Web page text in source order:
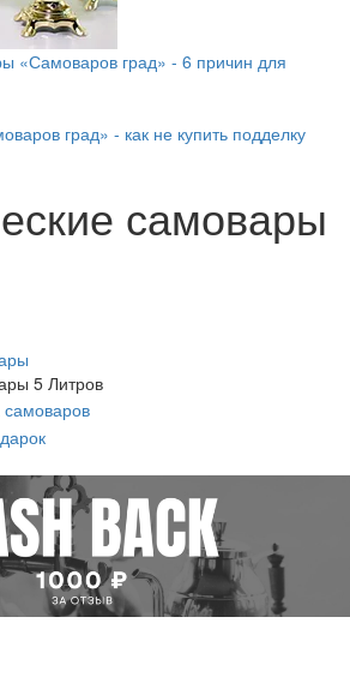
«Самоваров град» - 6 причин для
град» - как не купить подделку
самовары
5 Литров